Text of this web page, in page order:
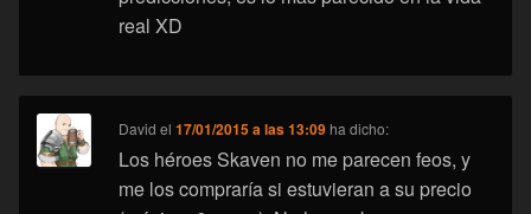
real XD
David el17/01/2015 a las 13:09 ha dicho:
Los héroes Skaven no me parecen feos, y
me los compraría si estuvieran a su precio